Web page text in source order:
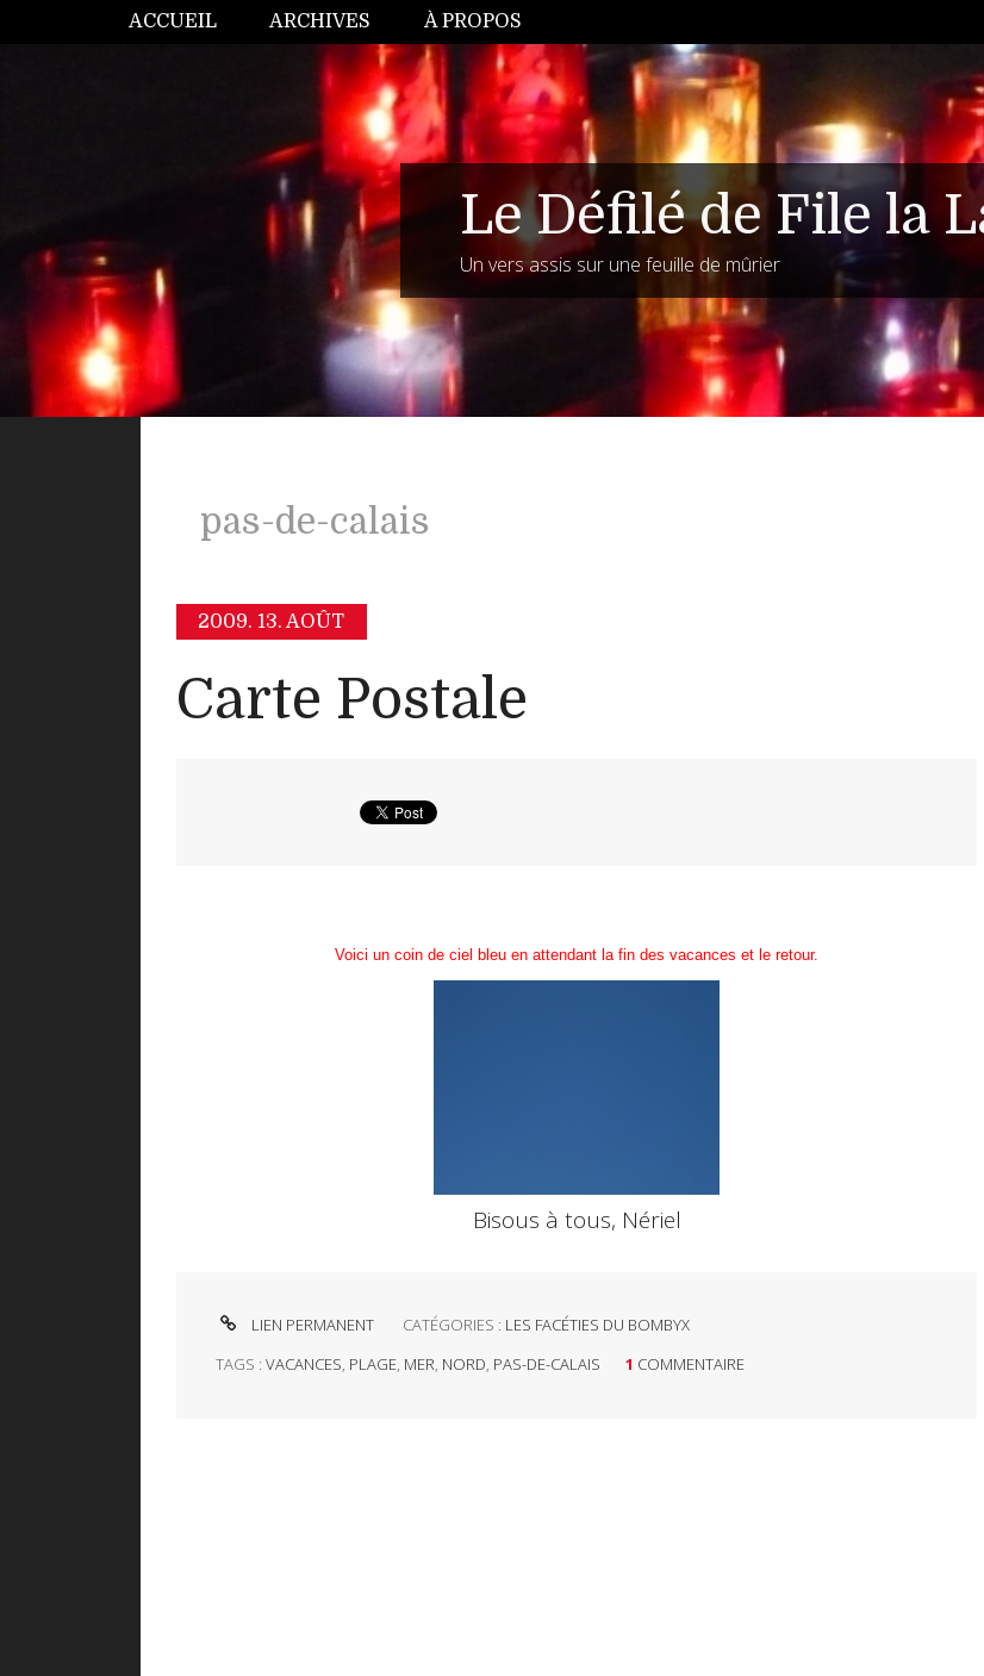
ACCUEIL ARCHIVES À PROPOS
Le Défilé de File la
Un vers assis sur une feuille de mûrier
pas-de-calais
2009. 13. AOÛT
Carte Postale
Voici un coin de ciel bleu en attendant la fin des vacances et le retour.
Bisous à tous, Nériel
LIEN PERMANENT CATÉGORIES : LES FACÉTIES DU BOMBYX
TAGS : VACANCES, PLAGE, MER, NORD, PAS-DE-CALAIS 1 COMMENTAIRE